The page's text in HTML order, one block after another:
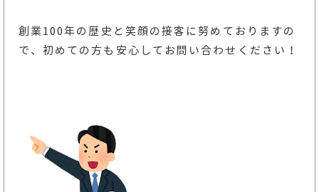
創業100年の歴史と笑顔の接客に努めておりますの
で、初めての方も安心してお問い合わせください！